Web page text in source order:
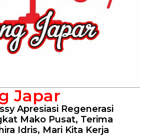
Japar
Apresiasi Regenerasi
Mako Pusat, Terima
Idris, Mari Kita Kerja